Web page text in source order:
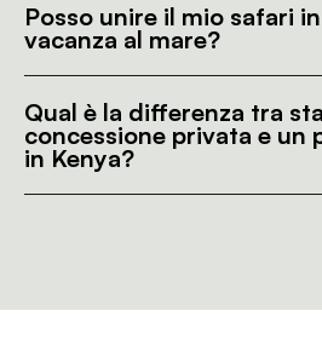
Posso unire il mio safari
vacanza al mare?
Qual è la differenza tra
concessione privata e un
in Kenya?